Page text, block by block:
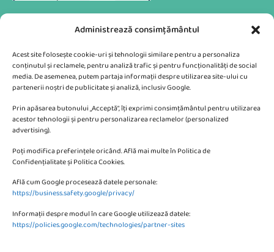
Administrează consimțământul
Acest site folosește cookie-uri și tehnologii similare pentru a personaliza
conținutul și reclamele, pentru analiză trafic și pentru funcționalități de social
media. De asemenea, putem partaja informații despre utilizarea site-ului cu
partenerii noștri de publicitate și analiză, inclusiv Google.
Prin apăsarea butonului „Acceptă”, îți exprimi consimțământul pentru utilizarea
acestor tehnologii și pentru personalizarea reclamelor (personalized
advertising).
Poți modifica preferințele oricând. Află mai multe în Politica de
Confidențialitate și Politica Cookies.
Află cum Google procesează datele personale:
https://business.safety.google/privacy/
Informații despre modul în care Google utilizează datele:
https://policies.google.com/technologies/partner-sites
Va putem sprijini si prin:
CONTACTEAZA-NE
SC KMBE Web Digital SRL